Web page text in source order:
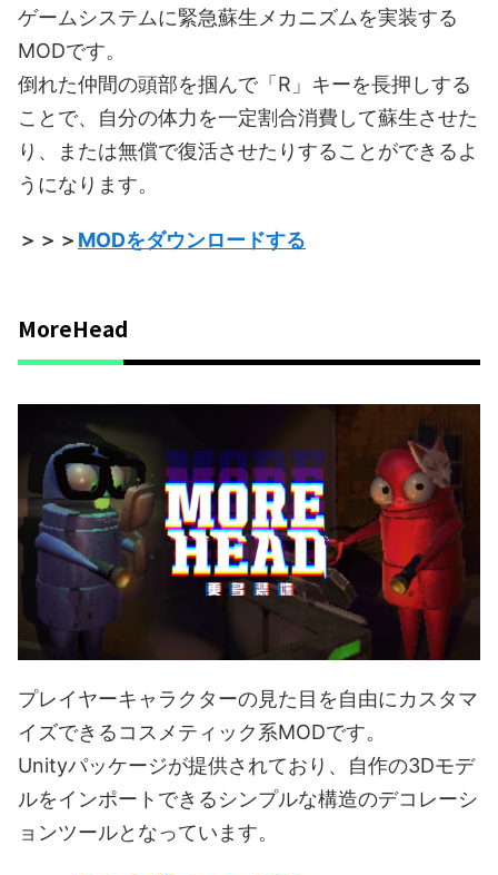
ゲームシステムに緊急蘇生メカニズムを実装する
MODです。
倒れた仲間の頭部を掴んで「R」キーを長押しする
ことで、自分の体力を一定割合消費して蘇生させた
り、または無償で復活させたりすることができるよ
うになります。
＞＞＞MODをダウンロードする
MoreHead
プレイヤーキャラクターの見た目を自由にカスタマ
イズできるコスメティック系MODです。
Unityパッケージが提供されており、自作の3Dモデ
ルをインポートできるシンプルな構造のデコレーシ
ョンツールとなっています。